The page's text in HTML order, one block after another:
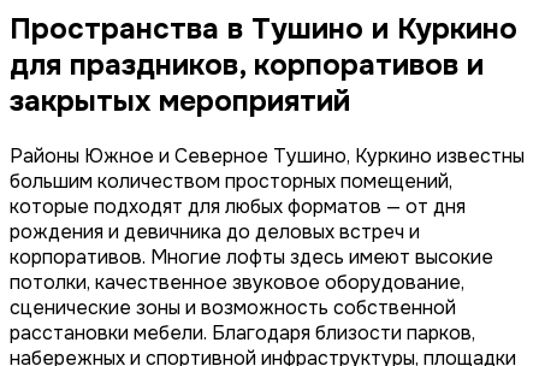
Пространства в Тушино и Куркино
для праздников, корпоративов и
закрытых мероприятий
Районы Южное и Северное Тушино, Куркино известны
большим количеством просторных помещений,
которые подходят для любых форматов — от дня
рождения и девичника до деловых встреч и
корпоративов. Многие лофты здесь имеют высокие
потолки, качественное звуковое оборудование,
сценические зоны и возможность собственной
расстановки мебели. Благодаря близости парков,
набережных и спортивной инфраструктуры, площадки